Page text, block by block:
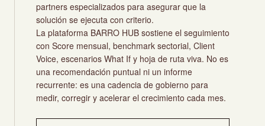
partners especializados para asegurar que la
solución se ejecuta con criterio.
La plataforma BARRO HUB sostiene el seguimiento
con Score mensual, benchmark sectorial, Client
Voice, escenarios What If y hoja de ruta viva. No es
una recomendación puntual ni un informe
recurrente: es una cadencia de gobierno para
medir, corregir y acelerar el crecimiento cada mes.